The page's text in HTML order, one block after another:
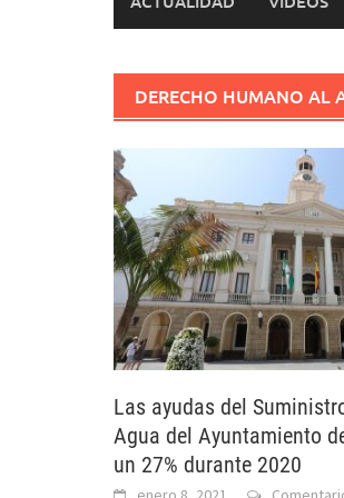
DERECHO HUMANO AL
Las ayudas del
Agua del Ayuntamiento
un 27% durante 2020